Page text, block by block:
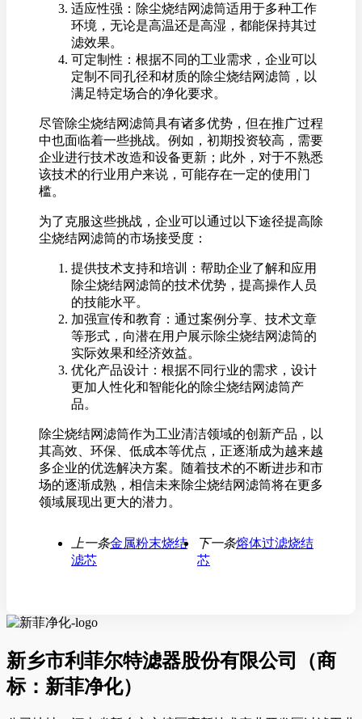
适应性强：除尘烧结网滤筒适用于多种工作
环境，无论是高温还是高湿，都能保持其过
滤效果。
可定制性：根据不同的工业需求，企业可以
定制不同孔径和材质的除尘烧结网滤筒，以
满足特定场合的净化要求。
尽管除尘烧结网滤筒具有诸多优势，但在推广过程
中也面临着一些挑战。例如，初期投资较高，需要
企业进行技术改造和设备更新；此外，对于不熟悉
该技术的行业用户来说，可能存在一定的使用门
槛。
为了克服这些挑战，企业可以通过以下途径提高除
尘烧结网滤筒的市场接受度：
提供技术支持和培训：帮助企业了解和应用
除尘烧结网滤筒的技术优势，提高操作人员
的技能水平。
加强宣传和教育：通过案例分享、技术文章
等形式，向潜在用户展示除尘烧结网滤筒的
实际效果和经济效益。
优化产品设计：根据不同行业的需求，设计
更加人性化和智能化的除尘烧结网滤筒产
品。
除尘烧结网滤筒作为工业清洁领域的创新产品，以
其高效、环保、低成本等优点，正逐渐成为越来越
多企业的优选解决方案。随着技术的不断进步和市
场的逐渐成熟，相信未来除尘烧结网滤筒将在更多
领域展现出更大的潜力。
上一条金属粉末烧结
滤芯
下一条熔体过滤烧结
芯
新乡市利菲尔特滤器股份有限公司（商
标：新菲净化）